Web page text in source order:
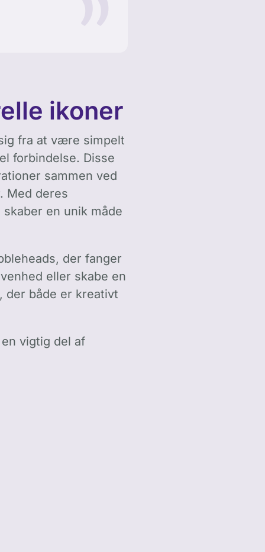
ikoner
fra at være simpelt
forbindelse. Disse
sammen ved
Med deres
en unik måde
der fanger
eller skabe en
der både er kreativt
vigtig del af